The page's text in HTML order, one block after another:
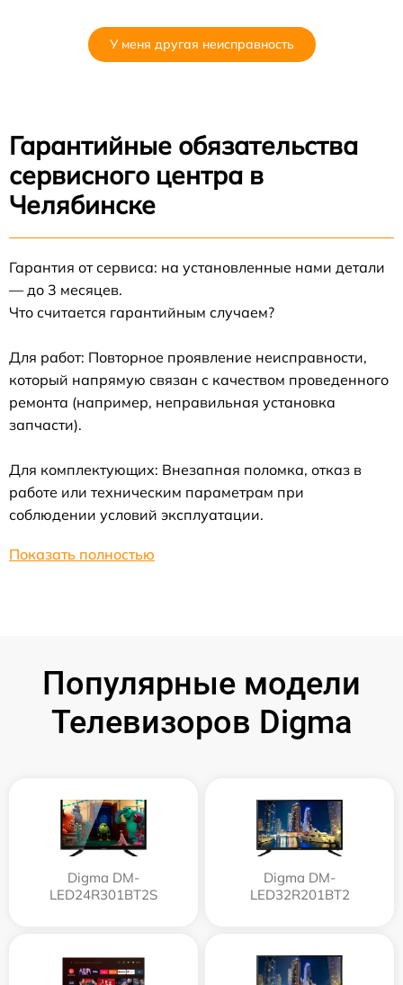
У меня другая неисправность
Гарантийные обязательства
сервисного центра в
Челябинске
Гарантия от сервиса: на установленные нами детали
— до 3 месяцев.
Что считается гарантийным случаем?
Для работ: Повторное проявление неисправности,
который напрямую связан с качеством проведенного
ремонта (например, неправильная установка
запчасти).
Для комплектующих: Внезапная поломка, отказ в
работе или техническим параметрам при
соблюдении условий эксплуатации.
Показать полностью
Популярные модели
Телевизоров Digma
Digma DM-
LED24R301BT2S
Digma DM-
LED32R201BT2